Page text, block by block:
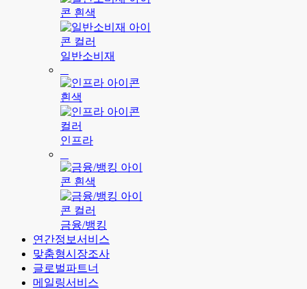
일반소비재
인프라
금융/뱅킹
연간정보서비스
맞춤형시장조사
글로벌파트너
메일링서비스